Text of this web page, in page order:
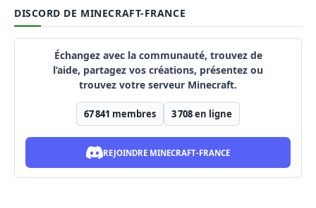
DISCORD DE MINECRAFT-FRANCE
Échangez avec la communauté, trouvez de
l’aide, partagez vos créations, présentez ou
trouvez votre serveur Minecraft.
67 841 membres 3 708en ligne
REJOINDRE MINECRAFT-FRANCE